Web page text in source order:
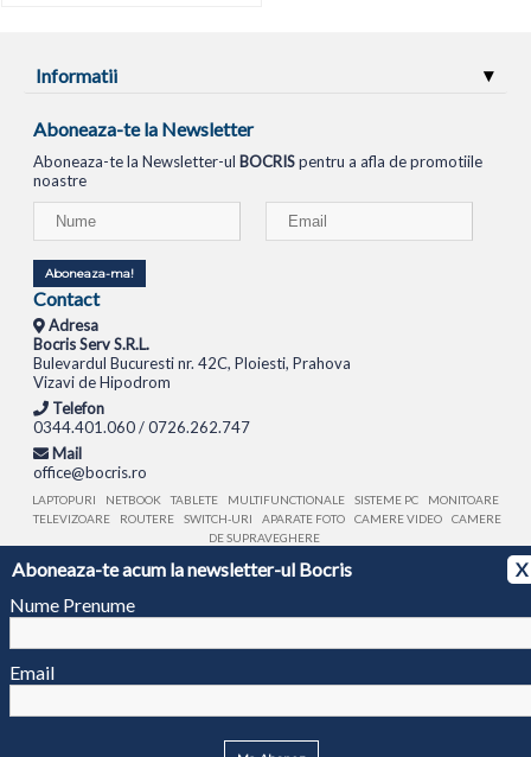
Aboneaza-te acum la newsletter-ul Bocris
X
Nume Prenume
Email
Informatii
Aboneaza-te la Newsletter
Aboneaza-te la Newsletter-ul BOCRISpentru a afla de promotiile
noastre
Aboneaza-ma!
Contact
Adresa
Bocris Serv S.R.L.
Bulevardul Bucuresti nr. 42C, Ploiesti, Prahova
Vizavi de Hipodrom
Telefon
0344.401.060 / 0726.262.747
Mail
office@bocris.ro
LAPTOPURI NETBOOK TABLETE MULTIFUNCTIONALE SISTEME PC
MONITOARE
TELEVIZOARE
ROUTERE SWITCH-URI APARATE FOTO CAMERE VIDEO
CAMERE
DE SUPRAVEGHERE